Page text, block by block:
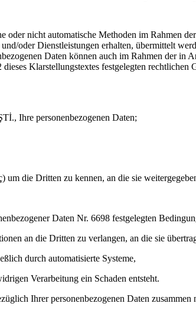
nicht automatische Methoden im Rahmen
oder Dienstleistungen erhalten, übermittelt
Daten können auch im Rahmen der in
Klarstellungstextes festgelegten rechtlichen
Ihre personenbezogenen Daten;
die Dritten zu kennen, an die sie
Daten Nr. 6698 festgelegten
an die Dritten zu verlangen, an die sie
durch automatisierte Systeme,
Verarbeitung ein Schaden entsteht.
Ihrer personenbezogenen Daten